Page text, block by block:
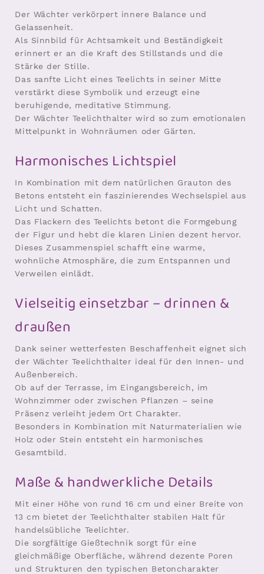
Der Wächter verkörpert innere Balance und
Gelassenheit.
Als Sinnbild für Achtsamkeit und Beständigkeit
erinnert er an die Kraft des Stillstands und die
Stärke der Stille.
Das sanfte Licht eines Teelichts in seiner Mitte
verstärkt diese Symbolik und erzeugt eine
beruhigende, meditative Stimmung.
Der Wächter Teelichthalter wird so zum emotionalen
Mittelpunkt in Wohnräumen oder Gärten.
Harmonisches Lichtspiel
In Kombination mit dem natürlichen Grauton des
Betons entsteht ein faszinierendes Wechselspiel aus
Licht und Schatten.
Das Flackern des Teelichts betont die Formgebung
der Figur und hebt die klaren Linien dezent hervor.
Dieses Zusammenspiel schafft eine warme,
wohnliche Atmosphäre, die zum Entspannen und
Verweilen einlädt.
Vielseitig einsetzbar – drinnen &
draußen
Dank seiner wetterfesten Beschaffenheit eignet sich
der Wächter Teelichthalter ideal für den Innen- und
Außenbereich.
Ob auf der Terrasse, im Eingangsbereich, im
Wohnzimmer oder zwischen Pflanzen – seine
Präsenz verleiht jedem Ort Charakter.
Besonders in Kombination mit Naturmaterialien wie
Holz oder Stein entsteht ein harmonisches
Gesamtbild.
Maße & handwerkliche Details
Mit einer Höhe von rund 16 cm und einer Breite von
13 cm bietet der Teelichthalter stabilen Halt für
handelsübliche Teelichter.
Die sorgfältige Gießtechnik sorgt für eine
gleichmäßige Oberfläche, während dezente Poren
und Strukturen den typischen Betoncharakter